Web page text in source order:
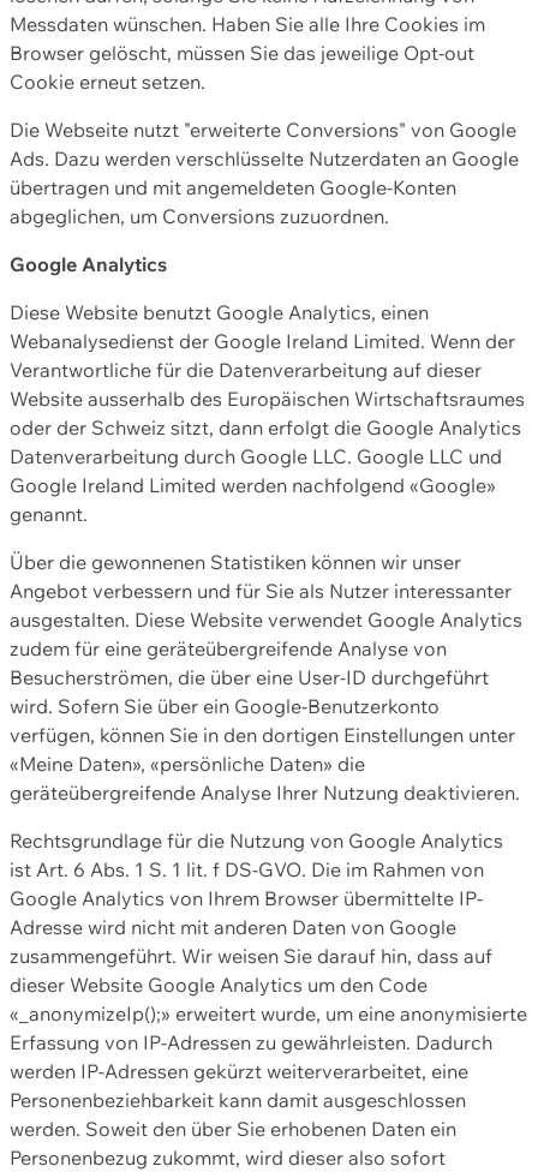
Messdaten wünschen. Haben Sie alle Ihre Cookies im
Browser gelöscht, müssen Sie das jeweilige Opt-out
Cookie erneut setzen.
Die Webseite nutzt "erweiterte Conversions" von Google
Ads. Dazu werden verschlüsselte Nutzerdaten an Google
übertragen und mit angemeldeten Google-Konten
abgeglichen, um Conversions zuzuordnen.
Google Analytics
Diese Website benutzt Google Analytics, einen
Webanalysedienst der Google Ireland Limited. Wenn der
Verantwortliche für die Datenverarbeitung auf dieser
Website ausserhalb des Europäischen Wirtschaftsraumes
oder der Schweiz sitzt, dann erfolgt die Google Analytics
Datenverarbeitung durch Google LLC. Google LLC und
Google Ireland Limited werden nachfolgend «Google»
genannt.
Über die gewonnenen Statistiken können wir unser
Angebot verbessern und für Sie als Nutzer interessanter
ausgestalten. Diese Website verwendet Google Analytics
zudem für eine geräteübergreifende Analyse von
Besucherströmen, die über eine User-ID durchgeführt
wird. Sofern Sie über ein Google-Benutzerkonto
verfügen, können Sie in den dortigen Einstellungen unter
«Meine Daten», «persönliche Daten» die
geräteübergreifende Analyse Ihrer Nutzung deaktivieren.
Rechtsgrundlage für die Nutzung von Google Analytics
ist Art. 6 Abs. 1 S. 1 lit. f DS-GVO. Die im Rahmen von
Google Analytics von Ihrem Browser übermittelte IP-
Adresse wird nicht mit anderen Daten von Google
zusammengeführt. Wir weisen Sie darauf hin, dass auf
dieser Website Google Analytics um den Code
«_anonymizeIp();» erweitert wurde, um eine anonymisierte
Erfassung von IP-Adressen zu gewährleisten. Dadurch
werden IP-Adressen gekürzt weiterverarbeitet, eine
Personenbeziehbarkeit kann damit ausgeschlossen
werden. Soweit den über Sie erhobenen Daten ein
Personenbezug zukommt, wird dieser also sofort